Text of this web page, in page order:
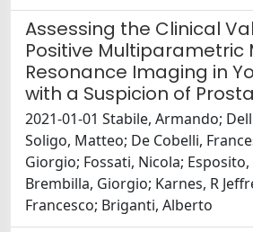
Assessing the Clinical
Positive Multiparametric
Resonance Imaging in
with a Suspicion of
2021-01-01 Stabile, Armando;
Soligo, Matteo; De Cobelli,
Giorgio; Fossati, Nicola;
Brembilla, Giorgio; Karnes, R
Francesco; Briganti, Alberto